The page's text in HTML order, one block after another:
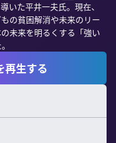
いた平井一夫氏。現在、
の貧困解消や未来のリー
未来を明るくする「強い
再生する